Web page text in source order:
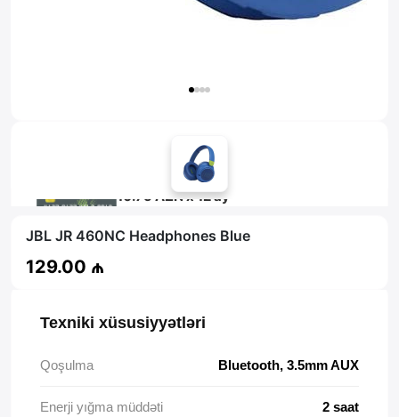
JBL JR 460NC Headphones Blue
129.00 ₼
Məsləhət al
10.75 AZN x 12 ay
Texniki xüsusiyyətləri
Qoşulma Bluetooth, 3.5mm AUX
Enerji yığma müddəti 2 saat